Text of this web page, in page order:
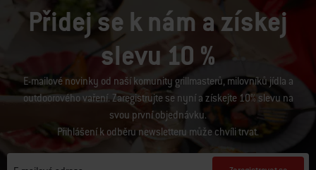
Přidej se k nám a získej
slevu 10 %
E-mailové novinky od naší komunity grillmasterů, milovníků jídla a
outdoorového vaření. Zaregistrujte se nyní a získejte 10% slevu na
svou první objednávku.
Přihlášení k odběru newsletteru může chvíli trvat.